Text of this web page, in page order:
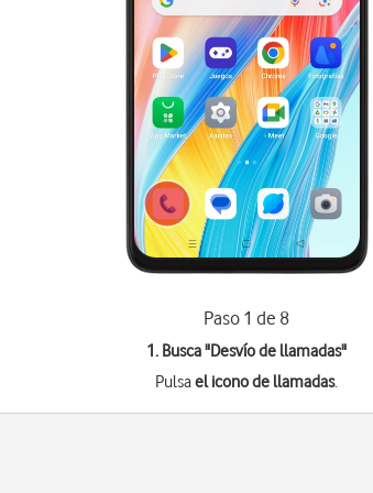
Paso 1 de 8
1. Busca "Desvío de llamadas"
Pulsael icono de llamadas.